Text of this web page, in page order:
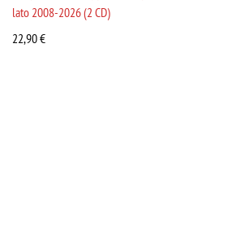
lato 2008-2026 (2 CD)
22,90€